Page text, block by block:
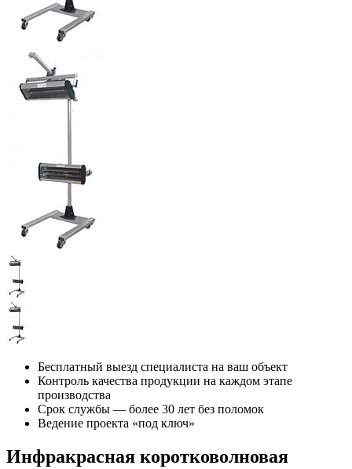
Бесплатный выезд специалиста на ваш объект
Контроль качества продукции на каждом этапе
производства
Срок службы — более 30 лет без поломок
Ведение проекта «под ключ»
Инфракрасная коротковолновая